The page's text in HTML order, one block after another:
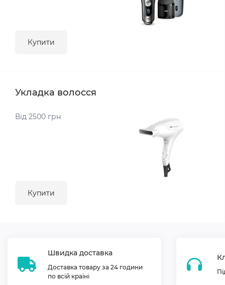
Купити
Укладка волосся
Від 2500 грн
Купити
Швидка доставка
Доставка товару за 24 години
по всій країні